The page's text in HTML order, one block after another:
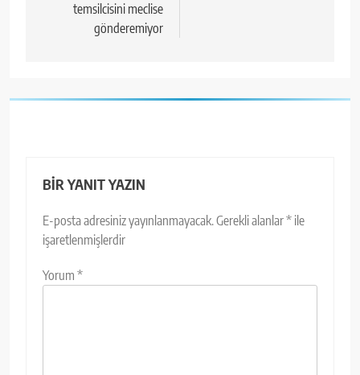
temsilcisini meclise
gönderemiyor
BIR YANIT YAZIN
E-posta adresiniz yayınlanmayacak.Gerekli alanlar* ile
işaretlenmişlerdir
Yorum *